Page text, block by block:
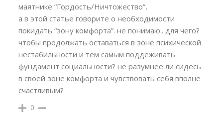
маятнике “Гордость/Ничтожество”,
а в этой статье говорите о необходимости
покидать “зону комфорта”. не понимаю.. для чего?
чтобы продолжать оставаться в зоне психической
нестабильности и тем самым поддеживать
фундамент социальности? не разумнее ли сидесь
в своей зоне комфорта и чувствовать себя вполне
счастливым?
0